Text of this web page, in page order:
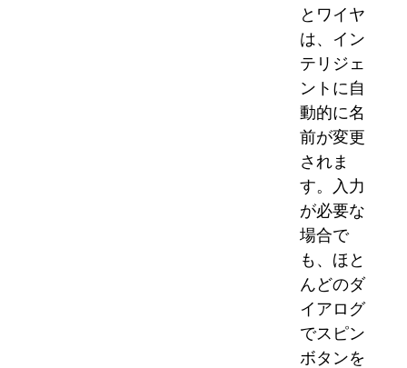
とワイヤ
は、イン
テリジェ
ントに自
動的に名
前が変更
されま
す。入力
が必要な
場合で
も、ほと
んどのダ
イアログ
でスピン
ボタンを